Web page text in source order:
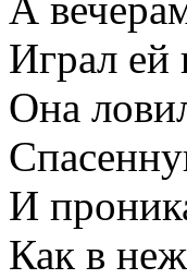
Играл ей
Она
И
Как в